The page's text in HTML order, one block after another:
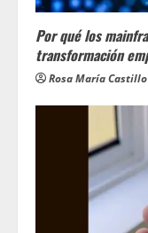
Por qué los
transformación
Rosa María Castillo